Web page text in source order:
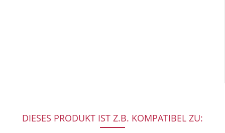
DIESES PRODUKT IST Z.B. KOMPATIBEL ZU: